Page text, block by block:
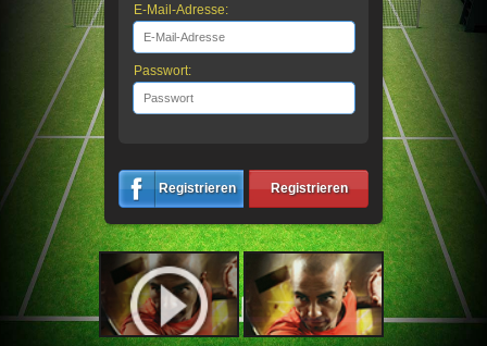
E-Mail-Adresse:
Passwort:
Registrieren Registrieren